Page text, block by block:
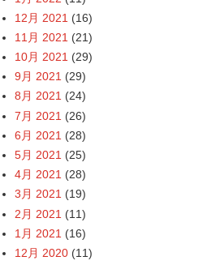
12月 2021 (16)
11月 2021 (21)
10月 2021 (29)
9月 2021 (29)
8月 2021 (24)
7月 2021 (26)
6月 2021 (28)
5月 2021 (25)
4月 2021 (28)
3月 2021 (19)
2月 2021 (11)
1月 2021 (16)
12月 2020 (11)